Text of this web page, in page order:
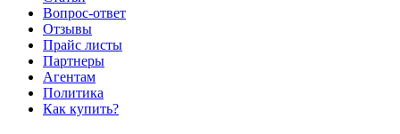
Вопрос-ответ
Отзывы
Прайс листы
Партнеры
Агентам
Политика
Как купить?